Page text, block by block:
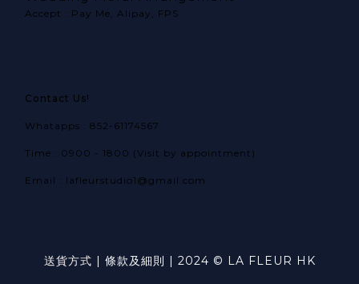
Accept : Pay Me, Alipay, FPS
Contact Us!
Whatapps : 852-61174567
Time : 0900 - 1800 (Visit by appointment)
Email : lafleurstudio1@gmail.com
送貨方式 | 條款及細則 | 2024 © LA FLEUR HK